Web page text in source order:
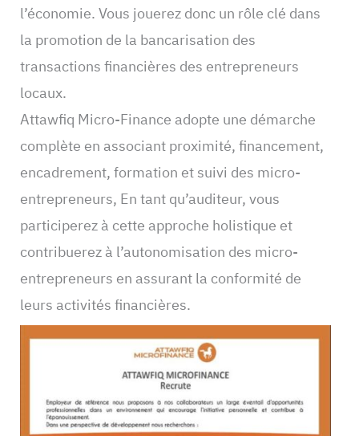
l’économie. Vous jouerez donc un rôle clé dans
la promotion de la bancarisation des
transactions financières des entrepreneurs
locaux.
Attawfiq Micro-Finance adopte une démarche
complète en associant proximité, financement,
encadrement, formation et suivi des micro-
entrepreneurs, En tant qu’auditeur, vous
participerez à cette approche holistique et
contribuerez à l’autonomisation des micro-
entrepreneurs en assurant la conformité de
leurs activités financières.